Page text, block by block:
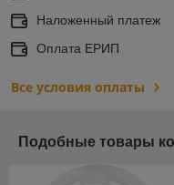
Наложенный платеж
Оплата ЕРИП
Все условия оплаты
Подобные товары